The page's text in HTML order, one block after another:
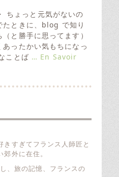
ちょっと元気がないの
たときに、blog で知り
と勝手に思ってます）
ったかい気もちになっ
ことば … En Savoir
きすぎてフランス人師匠と
外に在住。
、旅の記憶、フランスの